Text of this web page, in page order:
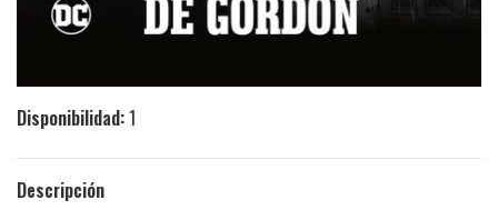
Disponibilidad:1
Descripción